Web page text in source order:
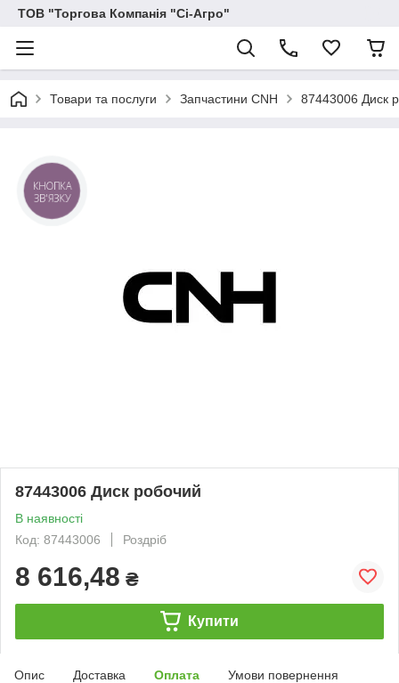
ТОВ "Торгова Компанія "Сі-Агро"
Товари та послуги Запчастини CNH 87443006 Диск
87443006 Диск робочий
В наявності
Код: 87443006
Роздріб
8 616,48 ₴
Купити
Опис Доставка Оплата Умови повернення
КНОПКА
ЗВ'ЯЗКУ